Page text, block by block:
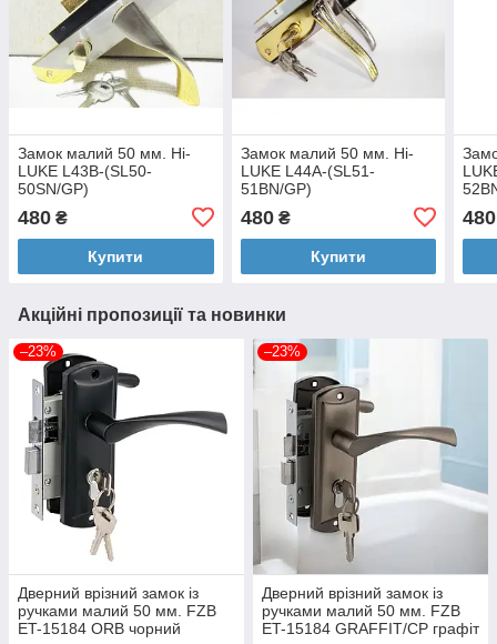
Замок малий 50 мм. Hi-
LUKE L43B-(SL50-
50SN/GP)
480 ₴
Купити
Замок малий 50 мм. Hi-
LUKE L44A-(SL51-
51BN/GP)
480₴
Купити
480
Акційні пропозиції та новинки
–23%
Дверний врізний замок із
ручками малий 50 мм. FZB
ET-15184 ORB чорний
–23%
Дверний врізний замок із
ручками малий 50 мм. FZB
ET-15184 GRAFFIT/CP графіт